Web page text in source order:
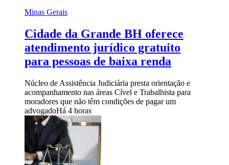
Minas Gerais
Cidade da Grande BH oferece
atendimento jurídico gratuito
para pessoas de baixa renda
Núcleo de Assistência Judiciária presta orientação e
acompanhamento nas áreas Cível e Trabalhista para
moradores que não têm condições de pagar um
advogadoHá 4 horas